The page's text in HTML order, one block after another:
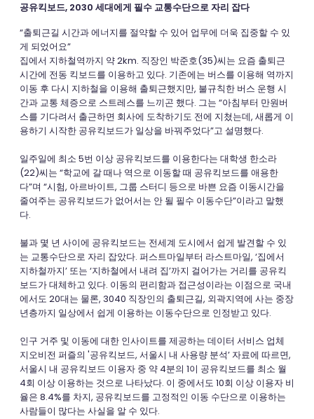
공유킥보드, 2030 세대에게 필수 교통수단으로 자리 잡다
“출퇴근길 시간과 에너지를 절약할 수 있어 업무에 더욱 집중할 수 있
게 되었어요”
집에서 지하철역까지 약 2km. 직장인 박준호(35)씨는 요즘 출퇴근
시간에 전동 킥보드를 이용하고 있다. 기존에는 버스를 이용해 역까지
이동 후 다시 지하철을 이용해 출퇴근했지만, 불규칙한 버스 운행 시
간과 교통 체증으로 스트레스를 느끼곤 했다. 그는 “아침부터 만원버
스를 기다려서 출근하면 회사에 도착하기도 전에 지쳤는데, 새롭게 이
용하기 시작한 공유킥보드가 일상을 바꿔주었다”고 설명했다.
일주일에 최소 5번 이상 공유킥보드를 이용한다는 대학생 한소라
(22)씨는 “학교에 갈 때나 역으로 이동할 때 공유킥보드를 애용한
다”며 “시험, 아르바이트, 그룹 스터디 등으로 바쁜 요즘 이동시간을
줄여주는 공유킥보드가 없어서는 안 될 필수 이동수단”이라고 말했
다.
불과 몇 년 사이에 공유킥보드는 전세계 도시에서 쉽게 발견할 수 있
는 교통수단으로 자리 잡았다. 퍼스트마일부터 라스트마일, ‘집에서
지하철까지’ 또는 ‘지하철에서 내려 집’까지 걸어가는 거리를 공유킥
보드가 대체하고 있다. 이동의 편리함과 접근성이라는 이점으로 국내
에서도 20대는 물론, 3040 직장인의 출퇴근길, 외곽지역에 사는 중장
년층까지 일상에서 쉽게 이용하는 이동수단으로 인정받고 있다.
인구 거주 및 이동에 대한 인사이트를 제공하는 데이터 서비스 업체
지오비전 퍼즐의 '공유킥보드, 서울시 내 사용량 분석’ 자료에 따르면,
서울시 내 공유킥보드 이용자 중 약 4분의 1이 공유킥보드를 최소 월
4회 이상 이용하는 것으로 나타났다. 이 중에서도 10회 이상 이용자 비
율은 8.4%를 차지, 공유킥보드를 고정적인 이동 수단으로 이용하는
사람들이 많다는 사실을 알 수 있다.